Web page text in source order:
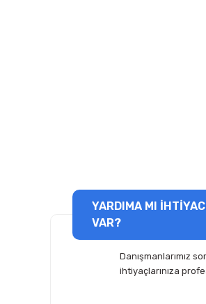
YARDIMA MI
VAR?
Danışmanlarımız
ihtiyaçlarınıza